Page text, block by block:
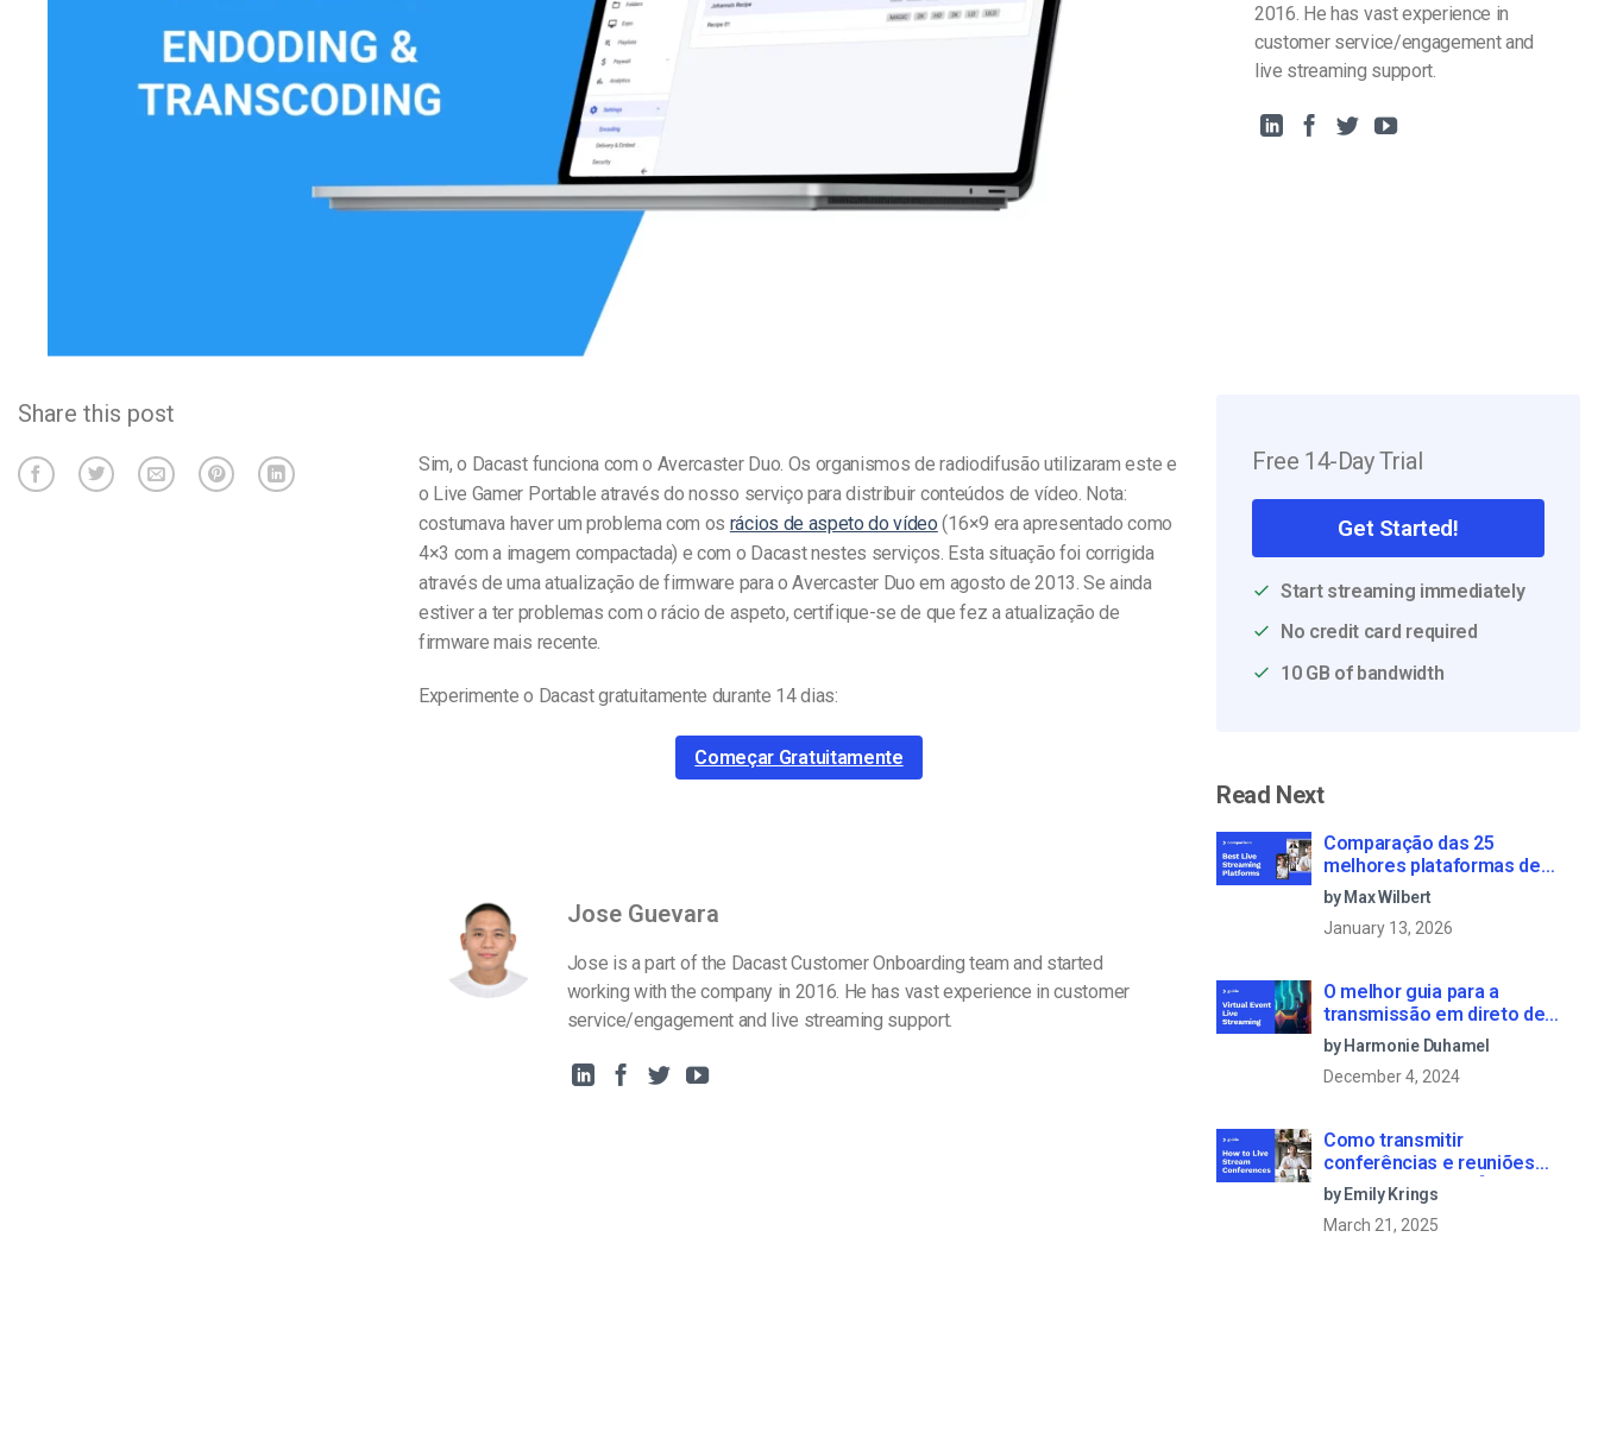
Video CMS
Privacidade e Segurança
Análise de Vídeo
Monetização de Vídeo
2016. He has vast experience in
customer service/engagement and
live streaming support.
Share this post
Sim, o Dacast funciona com o Avercaster Duo. Os organismos de radiodifusão utilizaram este e
o Live Gamer Portable através do nosso serviço para distribuir conteúdos de vídeo. Nota:
costumava haver um problema com os rácios de aspeto do vídeo (16×9 era apresentado como
4×3 com a imagem compactada) e com o Dacast nestes serviços. Esta situação foi corrigida
através de uma atualização de firmware para o Avercaster Duo em agosto de 2013. Se ainda
estiver a ter problemas com o rácio de aspeto, certifique-se de que fez a atualização de
firmware mais recente.
Experimente o Dacast gratuitamente durante 14 dias:
Começar Gratuitamente
Jose Guevara
Jose is a part of the Dacast Customer Onboarding team and started
working with the company in 2016. He has vast experience in customer
service/engagement and live streaming support.
Free 14-Day Trial
Get Started!
Start streaming immediately
No credit card required
10 GB of bandwidth
Read Next
Comparação das 25
melhores plataformas de
transmissão em direto em
2025
by Max Wilbert
January 13, 2026
O melhor guia para a
transmissão em direto de
eventos virtuais em 2022
by Harmonie Duhamel
December 4, 2024
Como transmitir
conferências e reuniões
virtuais em direto [2021
Update]
by Emily Krings
March 21, 2025